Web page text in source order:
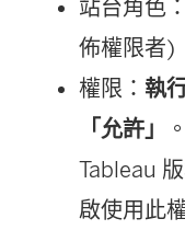
站台角色
佈權限者)
權限： 執
「允許」
Tableau
啟使用此